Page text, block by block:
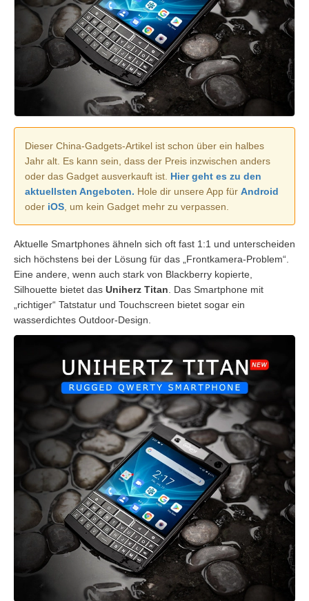
Dieser China-Gadgets-Artikel ist schon über ein halbes
Jahr alt. Es kann sein, dass der Preis inzwischen anders
oder das Gadget ausverkauft ist. Hier geht es zu den
aktuellsten Angeboten. Hole dir unsere App für Android
oder iOS , um kein Gadget mehr zu verpassen.
Aktuelle Smartphones ähneln sich oft fast 1:1 und unterscheiden
sich höchstens bei der Lösung für das „Frontkamera-Problem“.
Eine andere, wenn auch stark von Blackberry kopierte,
Silhouette bietet das Uniherz Titan . Das Smartphone mit
„richtiger“ Tatstatur und Touchscreen bietet sogar ein
wasserdichtes Outdoor-Design.